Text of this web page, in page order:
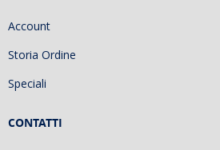
Account
Storia Ordine
Speciali
CONTATTI